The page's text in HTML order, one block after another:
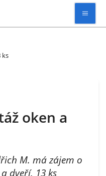
se
ks
oken a
M. má zájem o
dveří, 13 ks